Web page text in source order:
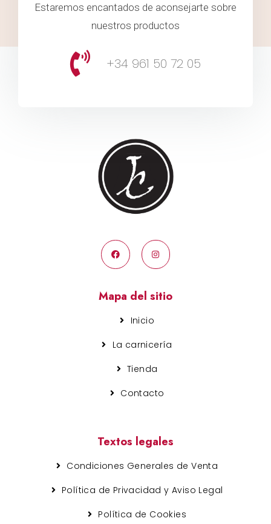
Estaremos encantados de aconsejarte sobre
nuestros productos
+34 961 50 72 05
Mapa del sitio
Inicio
La carnicería
Tienda
Contacto
Textos legales
Condiciones Generales de Venta
Política de Privacidad y Aviso Legal
Política de Cookies